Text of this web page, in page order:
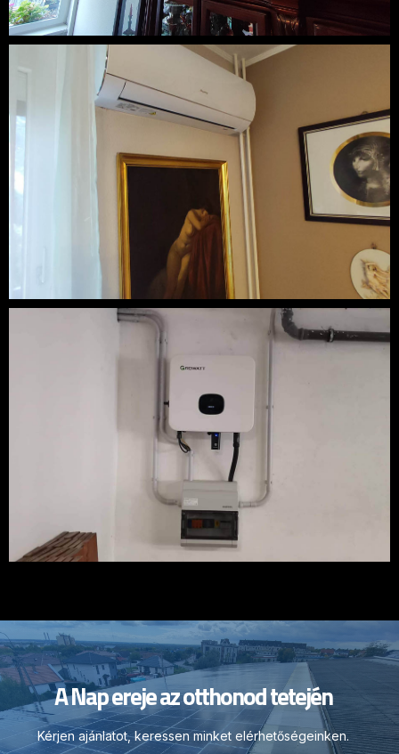
A Nap ereje az otthonod tetején
Kérjen ajánlatot, keressen minket elérhetőségeinken.